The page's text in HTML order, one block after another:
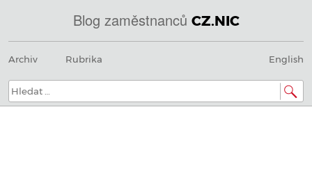
Blog zaměstnanců CZ.NIC
@
IN
SOA
nic.cz.
Menu
na
Archiv Rubrika English
Hledat: